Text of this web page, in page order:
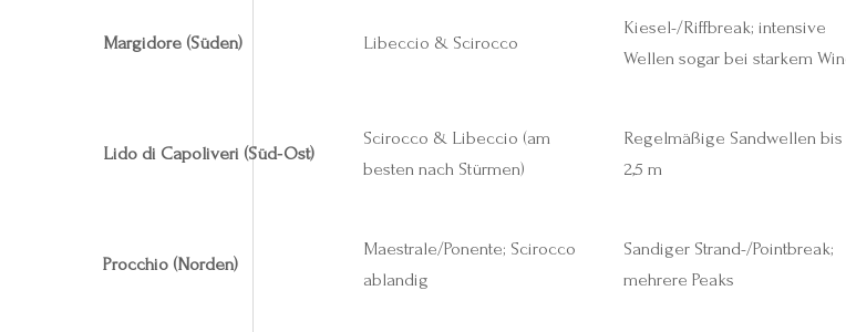
Margidore (Süden) Libeccio & Scirocco
Kiesel-/Riffbreak; intensive
Wellen sogar bei starkem
Lido di Capoliveri (Süd‑Ost)
Scirocco & Libeccio (am
besten nach Stürmen)
Regelmäßige Sandwellen bis
2,5 m
Procchio (Norden)
Maestrale/Ponente; Scirocco
ablandig
Sandiger Strand-/Pointbreak;
mehrere Peaks